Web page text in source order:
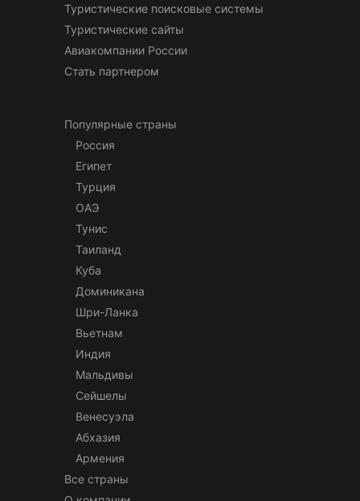
Туристические поисковые системы
Туристические сайты
Авиакомпании России
Стать партнером
Популярные страны
Россия
Египет
Турция
ОАЭ
Тунис
Таиланд
Куба
Доминикана
Шри-Ланка
Вьетнам
Индия
Мальдивы
Сейшелы
Венесуэла
Абхазия
Армения
Все страны